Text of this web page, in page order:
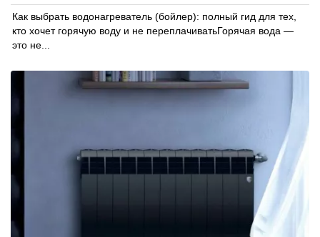
Как выбрать водонагреватель (бойлер): полный гид для тех,
кто хочет горячую воду и не переплачиватьГорячая вода —
это не...